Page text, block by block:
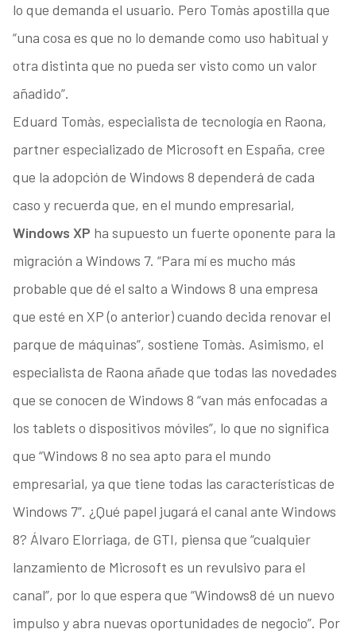
lo que demanda el usuario. Pero Tomàs apostilla que
“una cosa es que no lo demande como uso habitual y
otra distinta que no pueda ser visto como un valor
añadido”.
Eduard Tomàs, especialista de tecnología en Raona,
partner especializado de Microsoft en España, cree
que la adopción de Windows 8 dependerá de cada
caso y recuerda que, en el mundo empresarial,
Windows XP ha supuesto un fuerte oponente para la
migración a Windows 7. “Para mí es mucho más
probable que dé el salto a Windows 8 una empresa
que esté en XP (o anterior) cuando decida renovar el
parque de máquinas”, sostiene Tomàs. Asimismo, el
especialista de Raona añade que todas las novedades
que se conocen de Windows 8 “van más enfocadas a
los tablets o dispositivos móviles”, lo que no significa
que “Windows 8 no sea apto para el mundo
empresarial, ya que tiene todas las características de
Windows 7”. ¿Qué papel jugará el canal ante Windows
8? Álvaro Elorriaga, de GTI, piensa que “cualquier
lanzamiento de Microsoft es un revulsivo para el
canal”, por lo que espera que “Windows8 dé un nuevo
impulso y abra nuevas oportunidades de negocio”. Por